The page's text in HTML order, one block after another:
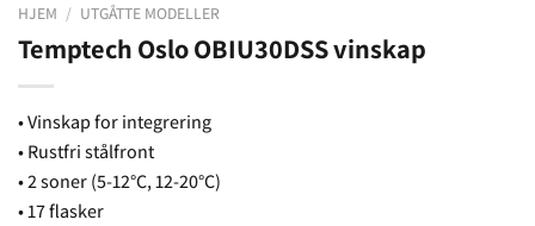
HJEM / UTGÅTTE MODELLER
Temptech Oslo OBIU30DSS vinskap
• Vinskap for integrering
• Rustfri stålfront
• 2 soner (5-12°C, 12-20°C)
• 17 flasker